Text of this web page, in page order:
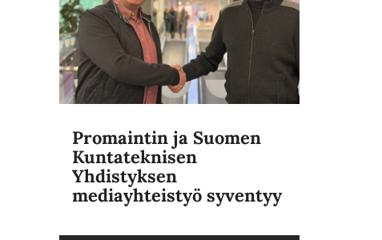
Promaintin ja Suomen
Kuntateknisen
Yhdistyksen
mediayhteistyö syventyy